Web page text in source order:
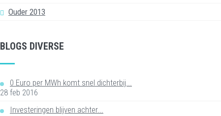
Ouder 2013
BLOGS DIVERSE
0 Euro per MWh komt snel dichterbij...
28 feb 2016
Investeringen blijven achter...